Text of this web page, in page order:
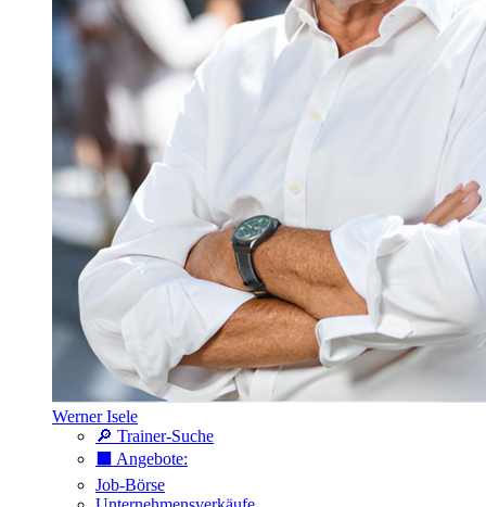
Werner Isele
🔎 Trainer-Suche
⬛️ Angebote:
Job-Börse